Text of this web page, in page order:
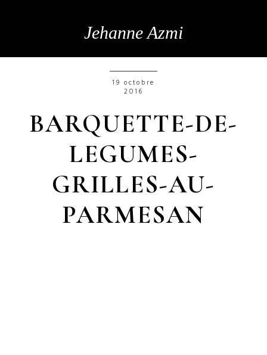
Jehanne Azmi
19 octobre
2016
BARQUETTE-DE-
LEGUMES-
GRILLES-AU-
PARMESAN